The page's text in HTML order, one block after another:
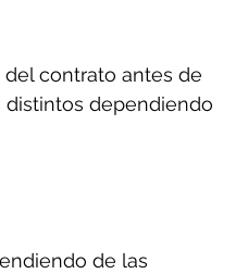
contrato antes de
distintos dependiendo
de las